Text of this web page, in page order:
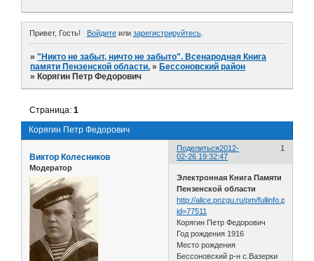
Привет, Гость! Войдитеили зарегистрируйтесь.
»"Никто не забыт, ничто не забыто". Всенародная Книга
памяти Пензенской области. » Бессоновский район
» Корягин Петр Федорович
Корягин Петр Федорович
Страница:1
Поделиться 1
2012-
02-26 19:32:47
Виктор Колесников
Модератор
Электронная Книга Памяти
Пензенской области
http://alice.pnzgu.ru/pm/fullinfo.php?
id=77511
Корягин Петр Федорович
Год рождения 1916
Место рождения
Бессоновский р-н с.Вазерки